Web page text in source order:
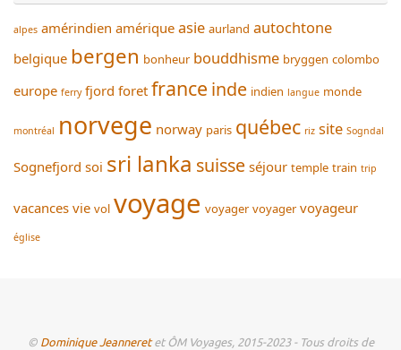
alpes amérindien amérique asie aurland autochtone
belgique bergen bonheur bouddhisme bryggen colombo
europe ferry fjord foret france inde indien langue monde
montréal norvege norway paris québec riz site Sogndal
Sognefjord soi sri lanka suisse séjour temple train trip
vacances vie vol voyage voyager voyager voyageur
église
© Dominique Jeanneretet ÔM Voyages, 2015-2023 - Tous droits de